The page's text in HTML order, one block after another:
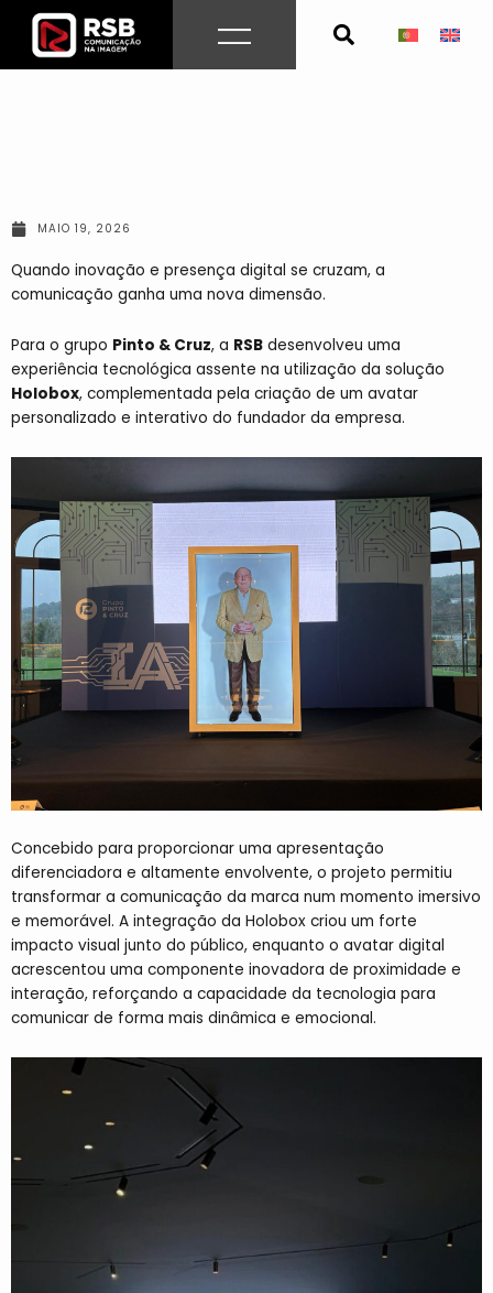
content
MAIO 19, 2026
Quando inovação e presença digital se cruzam, a
comunicação ganha uma nova dimensão.
Para o grupo Pinto & Cruz, a RSB desenvolveu uma
experiência tecnológica assente na utilização da solução
Holobox, complementada pela criação de um avatar
personalizado e interativo do fundador da empresa.
Concebido para proporcionar uma apresentação
diferenciadora e altamente envolvente, o projeto permitiu
transformar a comunicação da marca num momento imersivo
e memorável. A integração da Holobox criou um forte
impacto visual junto do público, enquanto o avatar digital
acrescentou uma componente inovadora de proximidade e
interação, reforçando a capacidade da tecnologia para
comunicar de forma mais dinâmica e emocional.